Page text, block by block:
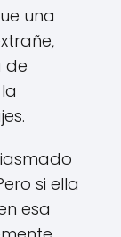
una
de
si ella
esa